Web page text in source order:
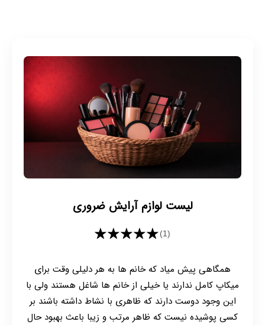
لیست لوازم آرایش ضروری
★★★★★(1)
همگاهی پیش میاد که خانم ها به هر دلیلی وقت برای
میکاپ کامل ندارند یا خیلی از خانم ها شاغل هستند ولی با
این وجود دوست دارند که ظاهری با نشاط داشته باشند بر
کسی پوشیده نیست که ظاهر مرتب و زیبا باعث بهبود حال